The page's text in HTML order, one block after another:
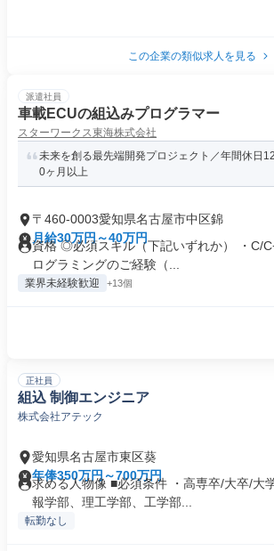
この企業の類似求人を見る
派遣社員
車載ECUの組込みプログラマー
スターワークス東海株式会社
未来を創る最先端開発プロジェクト／年間休日
0ヶ月以上
〒460-0003愛知県名古屋市中区錦
月給30万円～40万円
資格 ◎必須スキル（下記いずれか） ・C/
ログラミングのご経験（...
業界未経験歓迎 +13個
正社員
組込 制御エンジニア
株式会社アテック
愛知県名古屋市東区葵
年俸350万円～700万円
求める人物像 ■必須条件 ・高専卒/大卒/大
報学部、理工学部、工学部...
転勤なし